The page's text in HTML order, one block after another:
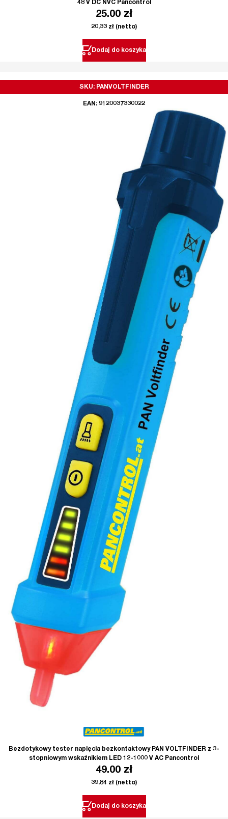
48 V DC NVC Pancontrol
25.00 zł
20.33 zł (netto)
Dodaj do koszyka
SKU: PANVOLTFINDER
EAN: 9120037330022
Bezdotykowy tester napięcia bezkontaktowy PAN VOLTFINDER z 3-
stopniowym wskaźnikiem LED 12-1000 V AC Pancontrol
49.00 zł
39.84 zł (netto)
Dodaj do koszyka